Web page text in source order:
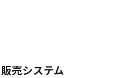
売システム